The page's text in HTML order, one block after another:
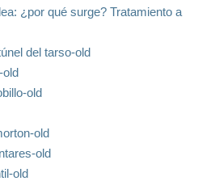
¿por qué surge? Tratamiento a
del tarso-old
old
old
old
old
old